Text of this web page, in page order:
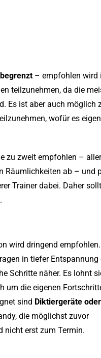
– empfohlen wird
teilzunehmen, da die
Es ist aber auch möglich
wofür es
zu zweit empfohlen –
Räumlichkeiten ab – und
Trainer dabei. Daher
wird dringend
in tiefer Entspannung
Schritte näher. Es lohnt
um die eigenen
sind Diktiergeräte oder
die möglichst zuvor
nicht erst zum Termin.